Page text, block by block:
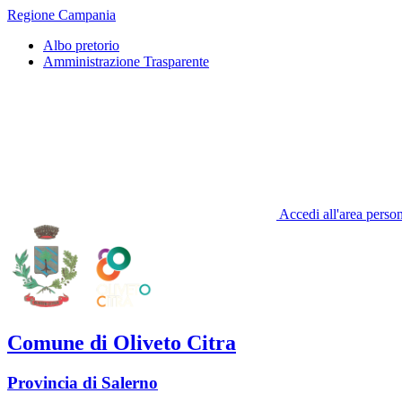
Regione Campania
Albo pretorio
Amministrazione Trasparente
Accedi all'area
Comune di Oliveto Citra
Provincia di Salerno